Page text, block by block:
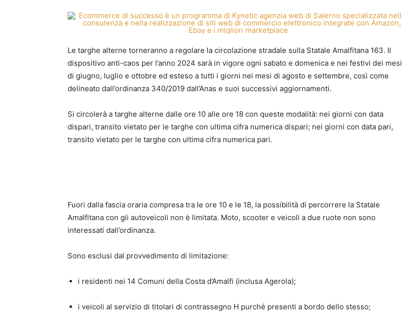
Le targhe alterne torneranno a regolare la circolazione stradale sulla Statale Amalfitana 163. Il
dispositivo anti-caos per l’anno 2024 sarà in vigore ogni sabato e domenica e nei festivi dei mesi
di giugno, luglio e ottobre ed esteso a tutti i giorni nei mesi di agosto e settembre, così come
delineato dall’ordinanza 340/2019 dall’Anas e suoi successivi aggiornamenti.
Si circolerà a targhe alterne dalle ore 10 alle ore 18 con queste modalità: nei giorni con data
dispari, transito vietato per le targhe con ultima cifra numerica dispari; nei giorni con data pari,
transito vietato per le targhe con ultima cifra numerica pari.
Fuori dalla fascia oraria compresa tra le ore 10 e le 18, la possibilità di percorrere la Statale
Amalfitana con gli autoveicoli non è limitata. Moto, scooter e veicoli a due ruote non sono
interessati dall’ordinanza.
Sono esclusi dal provvedimento di limitazione:
i residenti nei 14 Comuni della Costa d’Amalfi (inclusa Agerola);
i veicoli al servizio di titolari di contrassegno H purché presenti a bordo dello stesso;